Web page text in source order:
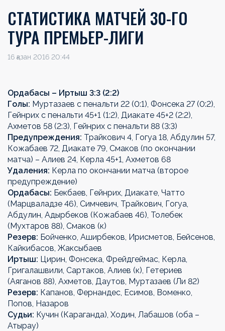
СТАТИСТИКА МАТЧЕЙ 30-ГО
ТУРА ПРЕМЬЕР-ЛИГИ
16 қазан 2016 20:44
Ордабасы – Иртыш 3:3 (2:2)
Голы: Муртазаев с пенальти 22 (0:1), Фонсека 27 (0:2),
Гейнрих с пенальти 45+1 (1:2), Диакате 45+2 (2:2),
Ахметов 58 (2:3), Гейнрих с пенальти 88 (3:3)
Предупреждения: Трайкович 4, Гогуа 18, Абдулин 57,
Кожабаев 72, Диакате 79, Смаков (по окончании
матча) – Алиев 24, Керла 45+1, Ахметов 68
Удаления: Керла по окончании матча (второе
предупреждение)
Ордабасы: Бекбаев, Гейнрих, Диакате, Чатто
(Марцваладзе 46), Симчевич, Трайкович, Гогуа,
Абдулин, Адырбеков (Кожабаев 46), Толебек
(Мухтаров 88), Смаков (к)
Резерв: Бойченко, Аширбеков, Ирисметов, Бейсенов,
Кайкибасов, Жаксыбаев
Иртыш: Цирин, Фонсека, Фрейдгеймас, Керла,
Григалашвили, Сартаков, Алиев (к), Гетериев
(Аяганов 88), Ахметов, Даутов, Муртазаев (Ли 82)
Резерв: Капанов, Фернандес, Есимов, Воменко,
Попов, Назаров
Судьи: Кучин (Караганда), Ходин, Лабашов (оба –
Атырау)